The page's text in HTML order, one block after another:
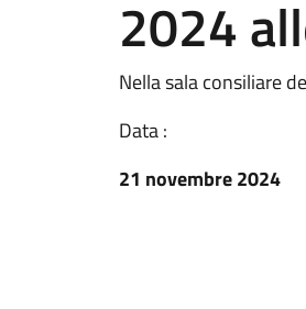
2024
Nella sala consiliare
Data :
21 novembre 2024